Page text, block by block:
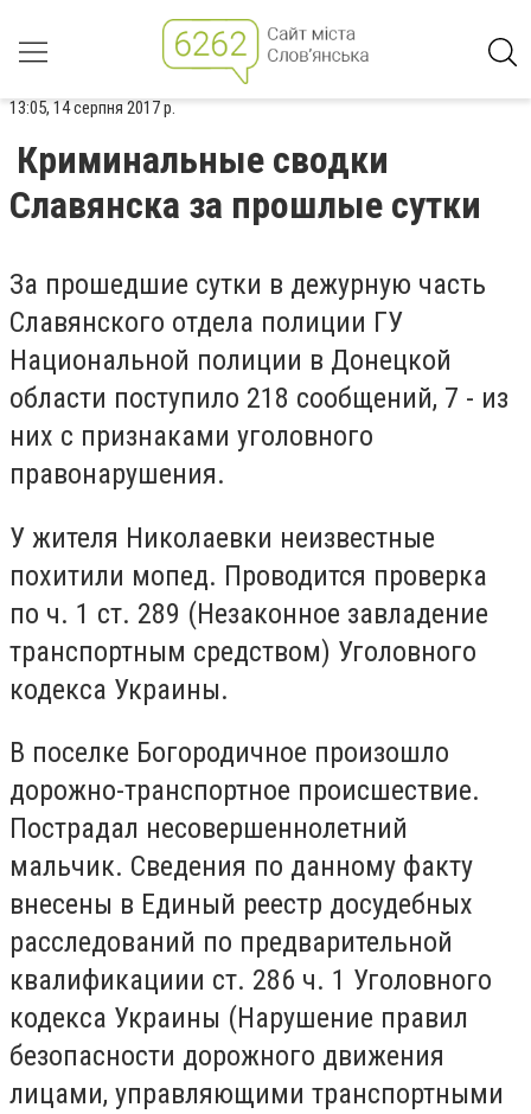
13:05, 14 серпня 2017 р.
Криминальные сводки
Славянска за прошлые сутки
За прошедшие сутки в дежурную часть
Славянского отдела полиции ГУ
Национальной полиции в Донецкой
области поступило 218 сообщений, 7 - из
них с признаками уголовного
правонарушения.
У жителя Николаевки неизвестные
похитили мопед. Проводится проверка
по ч. 1 ст. 289 (Незаконное завладение
транспортным средством) Уголовного
кодекса Украины.
В поселке Богородичное произошло
дорожно-транспортное происшествие.
Пострадал несовершеннолетний
мальчик. Сведения по данному факту
внесены в Единый реестр досудебных
расследований по предварительной
квалификациии ст. 286 ч. 1 Уголовного
кодекса Украины (Нарушение правил
безопасности дорожного движения
лицами, управляющими транспортными